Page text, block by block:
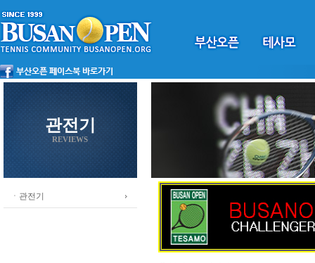
관전기
REVIEWS
ㆍ관전기